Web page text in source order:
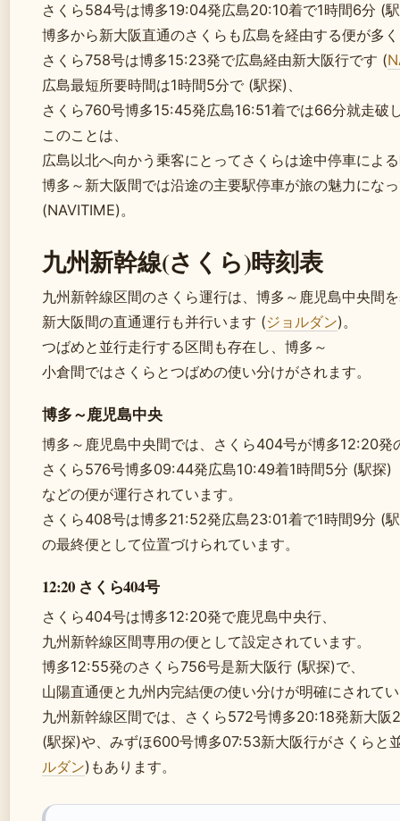
さくら584号は博多19:04発広島20:10着で1時間6分 (
博多から新大阪直通のさくらも広島を経由する便が多
さくら758号は博多15:23発で広島経由新大阪行です (
広島最短所要時間は1時間5分で (駅探)、
さくら760号博多15:45発広島16:51着では66分就走破
このことは、
広島以北へ向かう乗客にとってさくらは途中停車によ
博多～新大阪間では沿途の主要駅停車が旅の魅力にな
(NAVITIME)。
九州新幹線(さくら)時刻表
九州新幹線区間のさくら運行は、博多～鹿児島中央間
新大阪間の直通運行も并行います (ジョルダン)。
つばめと並行走行する区間も存在し、博多～
小倉間ではさくらとつばめの使い分けがされます。
博多～鹿児島中央
博多～鹿児島中央間では、さくら404号が博多12:20発
さくら576号博多09:44発広島10:49着1時間5分 (駅探)
などの便が運行されています。
さくら408号は博多21:52発広島23:01着で1時間9分 (
の最終便として位置づけられています。
12:20 さくら404号
さくら404号は博多12:20発で鹿児島中央行、
九州新幹線区間専用の便として設定されています。
博多12:55発のさくら756号是新大阪行 (駅探)で、
山陽直通便と九州内完結便の使い分けが明確にされて
九州新幹線区間では、さくら572号博多20:18発新大阪
(駅探)や、みずほ600号博多07:53新大阪行がさくらと
ルダン)もあります。